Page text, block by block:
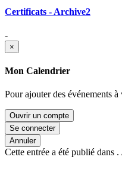
Certificats - Archive2
-
×
Mon Calendrier
Pour ajouter des événements
Ouvrir un compte
Se connecter
Annuler
Cette entrée a été publié dans